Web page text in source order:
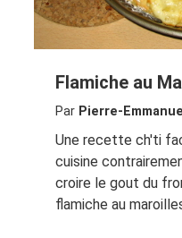
Flamiche au
Par Pierre-
Une recette ch'ti
cuisine
croire le gout du
flamiche au